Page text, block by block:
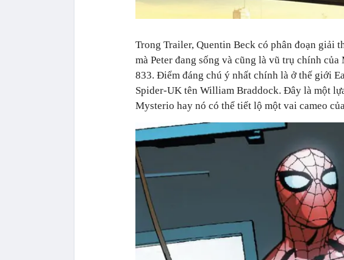
Trong Trailer, Quentin Beck có phân đoạn giải
mà Peter đang sống và cũng là vũ trụ chính
833. Điểm đáng chú ý nhất chính là ở thế giới
Spider-UK tên William Braddock. Đây là một
Mysterio hay nó có thể tiết lộ một vai cameo